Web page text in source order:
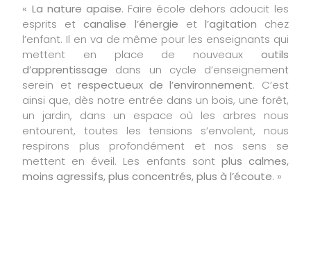
« La nature apaise. Faire école dehors adoucit les
esprits etcanalise l’énergie et l’agitation chez
l’enfant. Il en va de même pour les enseignants qui
mettent en place de nouveauxoutils
d’apprentissage dans un cycle d’enseignement
serein et respectueux de l’environnement. C’est
ainsi que, dès notre entrée dans un bois, une forêt,
un jardin, dans un espace où les arbres nous
entourent, toutes les tensions s’envolent, nous
respirons plus profondément et nos sens se
mettent en éveil. Les enfants sont plus calmes,
moins agressifs, plus concentrés, plus à l’écoute. »